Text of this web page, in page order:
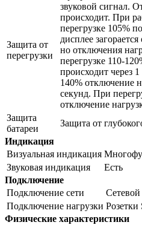
Защита от
перегрузки
звуковой сигнал.
происходит. При
перегрузке 105%
дисплее
но отключения
перегрузке 110-
происходит через
140% отключение
секунд. При
отключение
Защита
батареи
Защита от
Индикация
Визуальная индикация
Звуковая индикация
Есть
Подключение
Подключение сети
Подключение нагрузки Розетки
Физические характеристики